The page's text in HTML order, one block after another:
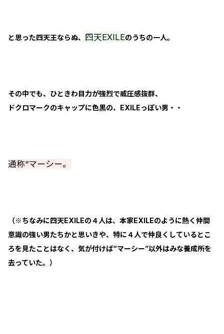
と思った四天王ならぬ、 四天EXILEのうちの一人。
その中でも、ひときわ目力が強烈で威圧感抜群、
ドクロマークのキャップに色黒の、EXILEっぽい男・・
通称“マーシー。
（※ちなみに四天EXILEの４人は、本家EXILEのように熱く仲間
意識の強い男たちかと思いきや、特に４人で仲良くしているとこ
ろを見たことはなく、気が付けば“マーシー”以外はみな養成所を
去っていた。）